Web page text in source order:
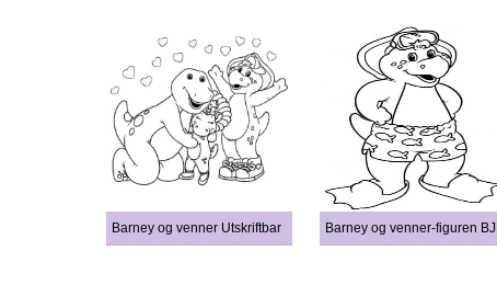
Barney og venner Utskriftbar Barney og venner-figuren BJ